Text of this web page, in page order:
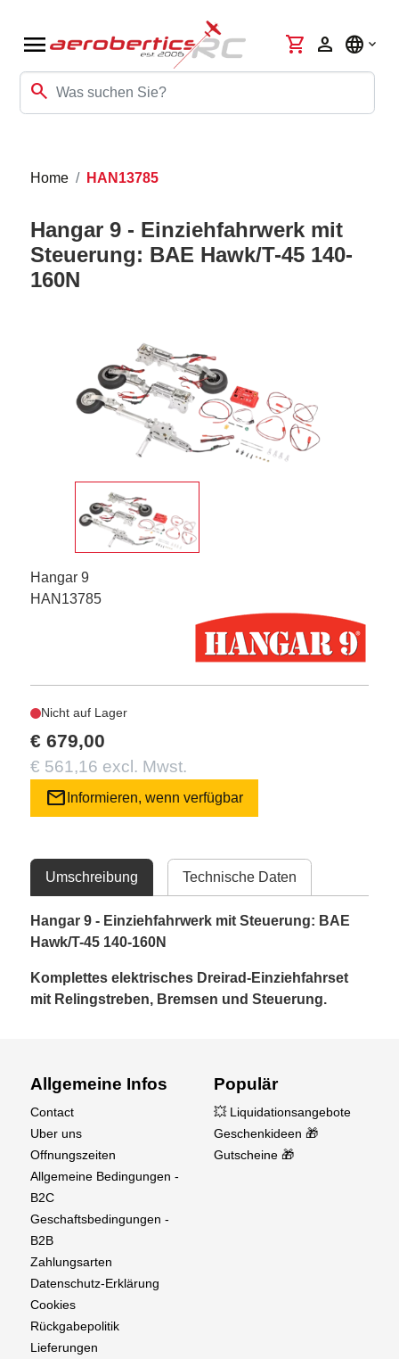
menu
search
shopping_cart person language
Home HAN13785
Hangar 9 - Einziehfahrwerk mit
Steuerung: BAE Hawk/T-45 140-
160N
Hangar 9
HAN13785
Nicht auf Lager
€ 679,00
€ 561,16 excl. Mwst.
mail Informieren, wenn verfügbar
Umschreibung Technische Daten
Hangar 9 - Einziehfahrwerk mit Steuerung: BAE
Hawk/T-45 140-160N
Komplettes elektrisches Dreirad-Einziehfahrset
mit Relingstreben, Bremsen und Steuerung.
Allgemeine Infos
Contact
Uber uns
Offnungszeiten
Allgemeine Bedingungen -
B2C
Geschaftsbedingungen -
B2B
Zahlungsarten
Datenschutz-Erklärung
Cookies
Rückgabepolitik
Lieferungen
Populär
💥 Liquidationsangebote
Geschenkideen 🎁
Gutscheine 🎁